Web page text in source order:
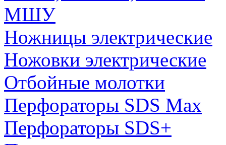
МШУ
Ножницы электрические
Ножовки электрические
Отбойные молотки
Перфораторы SDS Max
Перфораторы SDS+